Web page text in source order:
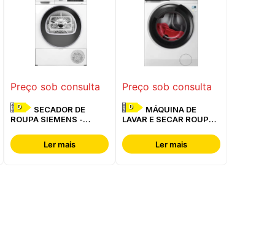
Preço sob consulta
D
ROUPA SIEMENS -
Ler mais
Preço sob consulta
D
LAVAR E SECAR ROUPA
Ler mais